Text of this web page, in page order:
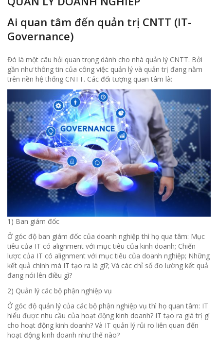
Ai quan tâm đến quản trị CNTT (IT-
Governance)
Đó là một câu hỏi quan trọng dành cho nhà quản lý CNTT. Bởi
gần như thông tin của công việc quản lý và quản trị đang nằm
trên nền hệ thống CNTT. Các đối tượng quan tâm là:
1) Ban giám đốc
Ở góc độ ban giám đốc của doanh nghiệp thì họ qua tâm: Mục
tiêu của IT có alignment với mục tiêu của kinh doanh; Chiến
lược của IT có alignment với mục tiêu của doanh nghiệp; Những
kết quả chính mà IT tạo ra là gì?; Và các chỉ số đo lường kết quả
đang nói lên điều gì?
2) Quản lý các bộ phận nghiệp vụ
Ở góc độ quản lý của các bộ phận nghiệp vụ thì họ quan tâm: IT
hiểu được nhu cầu của hoạt động kinh doanh? IT tạo ra giá trị gì
cho hoạt động kinh doanh? Và IT quản lý rủi ro liên quan đến
hoạt động kinh doanh như thế nào?